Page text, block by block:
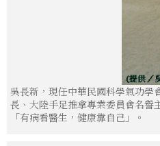
吳長新，現任中華民國科學氣功學
長、大陸手足推拿專業委員會名譽
「有病看醫生，健康靠自己」。